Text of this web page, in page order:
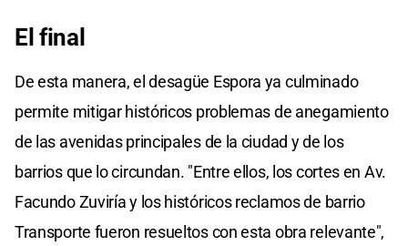
El final
De esta manera, el desagüe Espora ya culminado
permite mitigar históricos problemas de anegamiento
de las avenidas principales de la ciudad y de los
barrios que lo circundan. "Entre ellos, los cortes en Av.
Facundo Zuviría y los históricos reclamos de barrio
Transporte fueron resueltos con esta obra relevante",